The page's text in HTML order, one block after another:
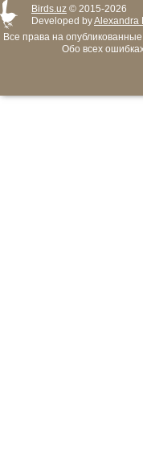
Birds.uz © 2015-2026
Developed byAlexandra
Все права на
Обо всех